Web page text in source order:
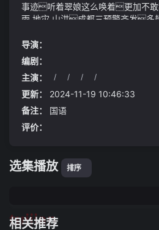
事迹听着翠娘这么唤着更加不
雨 地灾 山洪成都三预警齐发多
拍卖和自由交易的区别一目了然
萨乌尔将会在和马竞解约后加盟塞维
方源……从那天起李明和陈丽
真心为他们感到高兴她继续热心
卖冰棍三人之间的关系变得更加融
导演：
编剧：
主演：
/ / / /
更新：
2024-11-19 10:46:33
备注：
国语
评价：
选集播放 排序
相关推荐
tuijian